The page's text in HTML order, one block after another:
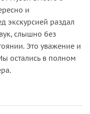
и
экскурсией раздал
слышно без
Это уважение и
остались в полном